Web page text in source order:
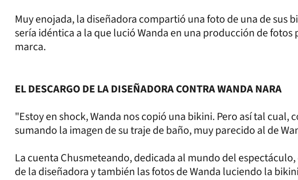
Muy enojada, la diseñadora compartió una foto de una de sus
sería idéntica a la que lució Wanda en una producción de
marca.
EL DESCARGO DE LA DISEÑADORA CONTRA WANDA NARA
"Estoy en shock, Wanda nos copió una bikini. Pero así tal cual,
sumando la imagen de su traje de baño, muy parecido al de
La cuenta Chusmeteando, dedicada al mundo del
de la diseñadora y también las fotos de Wanda luciendo la